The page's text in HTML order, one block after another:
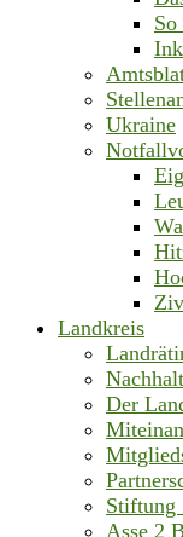
Ukraine
Landkreis
Der
Stiftung
Asse 2